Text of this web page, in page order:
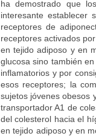
ha demostrado que
interesante establecer
receptores de
receptores activados
en tejido adiposo y en
glucosa sino también
inflamatorios y por
esos receptores; la
sujetos jóvenes obesos
transportador A1 de
del colesterol hacia el
en tejido adiposo y en